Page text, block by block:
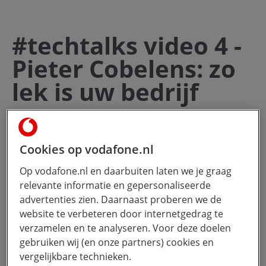
#techtalks video 4 -
Pieter Cobelens: zo
lek is uw bedrijf
3 minuten
Door Vodafone Business
Veilig Werken
#Veilig Werken ##techtalks
In aflevering 4 van de serie #techtalks laat
Pieter Cobelens, oud-directeur van de
Cookies op vodafone.nl
Op vodafone.nl en daarbuiten laten we je graag
relevante informatie en gepersonaliseerde
advertenties zien. Daarnaast proberen we de
website te verbeteren door internetgedrag te
verzamelen en te analyseren. Voor deze doelen
gebruiken wij (en onze partners) cookies en
vergelijkbare technieken.